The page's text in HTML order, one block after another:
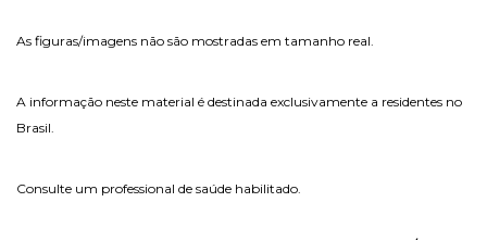
As figuras/imagens não são mostradas em tamanho real.
A informação neste material é destinada exclusivamente a residentes no
Brasil.
Consulte um professional de saúde habilitado.